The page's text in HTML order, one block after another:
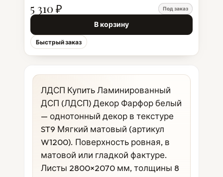
5 310 ₽ Под заказ
В корзину
Быстрый заказ
ЛДСП Купить Ламинированный
ДСП (ЛДСП) Декор Фарфор белый
— однотонный декор в текстуре
ST9 Мягкий матовый (артикул
W1200). Поверхность ровная, в
матовой или гладкой фактуре.
Листы 2800×2070 мм, толщины 8